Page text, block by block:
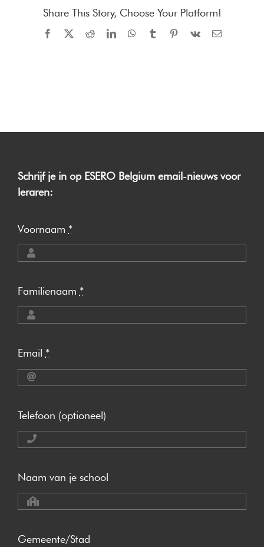
Share This Story, Choose Your Platform!
Facebook
X RedditLinkedInWhatsApp
TumblrPinterest
Vk
E-
Schrijf je in op ESERO Belgium email-nieuws voor
leraren:
Voornaam *
Familienaam *
Email *
Telefoon (optioneel)
Naam van je school
Gemeente/Stad